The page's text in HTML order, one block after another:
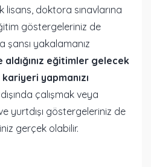
lisans, doktora sınavlarına
göstergeleriniz de
yakalamanız
aldığınız eğitimler gelecek
yapmanızı
çalışmak veya
yurtdışı göstergeleriniz de
gerçek olabilir.